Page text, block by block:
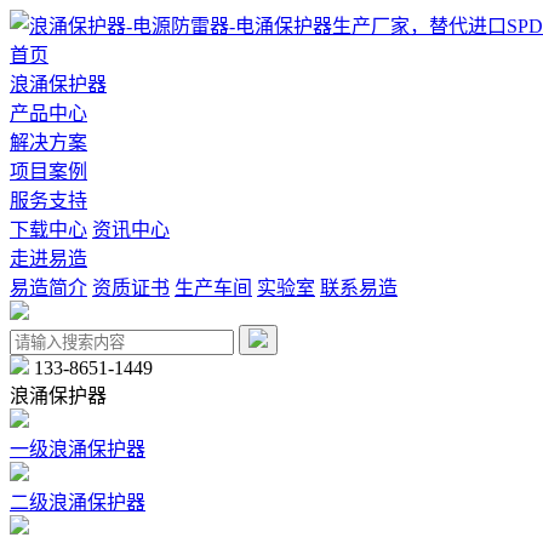
首页
浪涌保护器
产品中心
解决方案
项目案例
服务支持
下载中心 资讯中心
走进易造
易造简介 资质证书 生产车间 实验室 联系易造
133-8651-1449
浪涌保护器
一级浪涌保护器
二级浪涌保护器